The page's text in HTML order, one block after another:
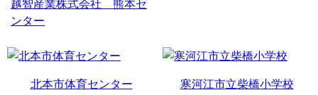
越智産業株式会社 熊本セ
ンター
北本市体育センター 寒河江市立柴橋小学校